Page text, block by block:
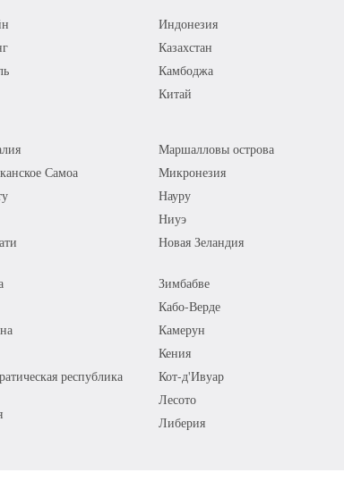
Индонезия
Казахстан
Камбоджа
Китай
Самоа
Маршалловы острова
Микронезия
Науру
Ниуэ
Новая Зеландия
республика
Зимбабве
Кабо-Верде
Камерун
Кения
Кот-д'Ивуар
Лесото
Либерия